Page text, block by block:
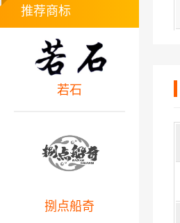
推荐商标
若石
捌点船奇